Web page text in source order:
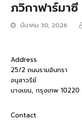
ภวิกาฟาร์มาซี
มีนาคม 30, 2026
Address
25/2 ถนนรามอินทรา
อนุสาวรีย์
บางเขน, กรุงเทพ 10220
Contact